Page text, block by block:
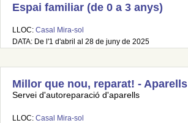
Espai familiar (de 0 a 3 anys)
LLOC: Casal Mira-sol
DATA: De l'1 d'abril al 28 de juny de 2025
Millor que nou, reparat! - Aparells
Servei d'autoreparació d'aparells
LLOC: Casal Mira-sol